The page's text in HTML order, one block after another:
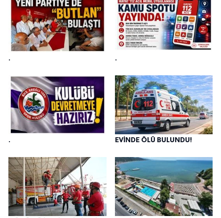
. .
. EVİNDE ÖLÜ BULUNDU!